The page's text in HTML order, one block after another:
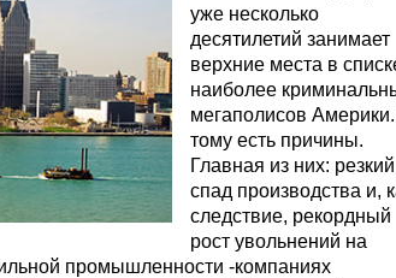
уже несколько
десятилетий занимает
верхние места в
наиболее
мегаполисов
тому есть причины.
Главная из них: резкий
спад производства и,
следствие, рекордный
рост увольнений на
промышленности -компаниях